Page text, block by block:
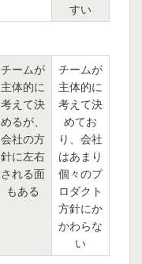
すい
チームが
主体的に
考えて決
めるが、
会社の方
針に左右
される面
もある
チームが
主体的に
考えて決
めてお
り、会社
はあまり
個々のプ
ロダクト
方針にか
かわらな
い